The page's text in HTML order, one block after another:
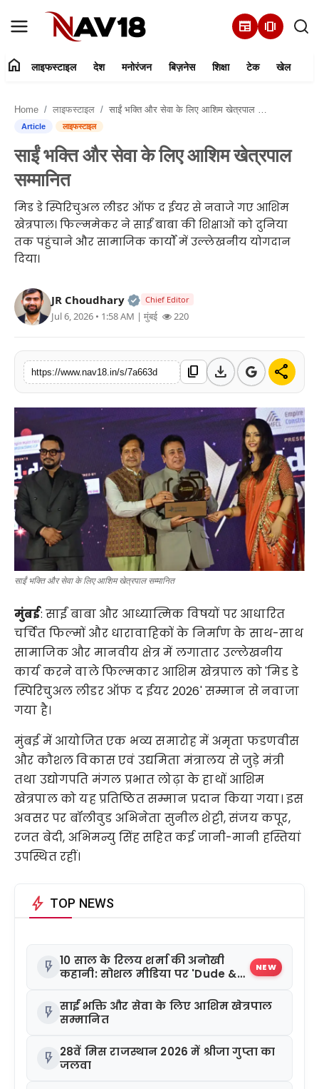
newspaper amp_stories
लाइफस्टाइल
देश
बिज़नेस
हमारे बारे में
शिक्षा
खेल
संपर्क करें
home लाइफस्टाइल देश मनोरंजन बिज़नेस शिक्षा टेक खेल
Home लाइफस्टाइल साईं भक्ति और सेवा के लिए आशिम खेत्रपाल सम्मानित
Article लाइफस्टाइल
साईं भक्ति और सेवा के लिए आशिम खेत्रपाल
सम्मानित
मिड डे स्पिरिचुअल लीडर ऑफ द ईयर से नवाजे गए आशिम
खेत्रपाल। फिल्ममेकर ने साईं बाबा की शिक्षाओं को दुनिया
तक पहुंचाने और सामाजिक कार्यों में उल्लेखनीय योगदान
दिया।
JR Choudhary Official | Verified Expert • 05
Chief Editor
Jul 6, 2026 • 1:58 AM | मुंबई 220
https://www.nav18.in/s/7a663d content_copy download share
साईं भक्ति और सेवा के लिए आशिम खेत्रपाल सम्मानित
मुंबई: साईं बाबा और आध्यात्मिक विषयों पर आधारित
चर्चित फिल्मों और धारावाहिकों के निर्माण के साथ-साथ
सामाजिक और मानवीय क्षेत्र में लगातार उल्लेखनीय
कार्य करने वाले फिल्मकार आशिम खेत्रपाल को 'मिड डे
स्पिरिचुअल लीडर ऑफ द ईयर 2026' सम्मान से नवाजा
गया है।
मुंबई में आयोजित एक भव्य समारोह में अमृता फडणवीस
और कौशल विकास एवं उद्यमिता मंत्रालय से जुड़े मंत्री
तथा उद्योगपति मंगल प्रभात लोढ़ा के हाथों आशिम
खेत्रपाल को यह प्रतिष्ठित सम्मान प्रदान किया गया। इस
अवसर पर बॉलीवुड अभिनेता सुनील शेट्टी, संजय कपूर,
रजत बेदी, अभिमन्यु सिंह सहित कई जानी-मानी हस्तियां
उपस्थित रहीं।
bolt TOP NEWS
flash_on 10 साल के रिलय शर्मा की अनोखी
कहानी: सोशल मीडिया पर 'Dude &
NEW
flash_on साईं भक्ति और सेवा के लिए आशिम खेत्रपाल
सम्मानित
flash_on 28वें मिस राजस्थान 2026 में श्रीजा गुप्ता का
जलवा